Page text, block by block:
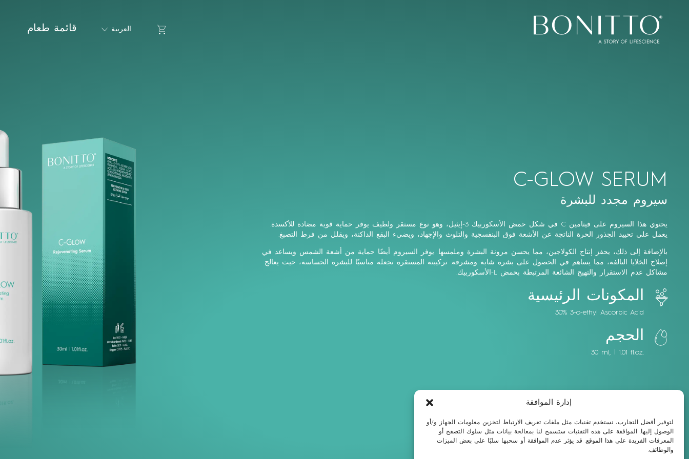
إدارة الموافقة
لتوفير أفضل التجارب، نستخدم تقنيات مثل ملفات تعريف الارتباط لتخزين معلومات الجهاز و/أو
الوصول إليها. الموافقة على هذه التقنيات ستسمح لنا بمعالجة بيانات مثل سلوك التصفح أو
المعرفات الفريدة على هذا الموقع. قد يؤثر عدم الموافقة أو سحبها سلبًا على بعض الميزات
والوظائف.
Go to Cart
العربية قائمة طعام
C-GLOW SERUM
سيروم مجدد للبشرة
يحتوي هذا السيروم على فيتامين C في شكل حمض الأسكوربيك 3-إيثيل، وهو نوع مستقر ولطيف يوفر حماية قوية مضادة للأكسدة.
يعمل على تحييد الجذور الحرة الناتجة عن الأشعة فوق البنفسجية والتلوث والإجهاد، ويضيء البقع الداكنة، ويقلل من فرط التصبغ.
بالإضافة إلى ذلك، يحفز إنتاج الكولاجين، مما يحسن مرونة البشرة وملمسها. يوفر السيروم أيضًا حماية من أشعة الشمس ويساعد في
إصلاح الخلايا التالفة، مما يساهم في الحصول على بشرة شابة ومشرقة. تركيبته المستقرة تجعله مناسبًا للبشرة الحساسة، حيث يعالج
مشاكل عدم الاستقرار والتهيج الشائعة المرتبطة بحمض
L-الأسكوربيك.
المكونات الرئيسية
30% 3-o-ethyl Ascorbic Acid
الحجم
30 ml, | 1.01 fl.oz.